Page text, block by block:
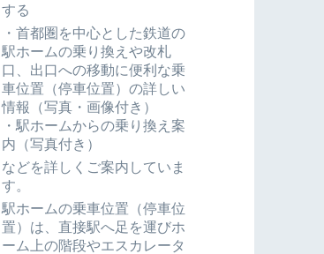
する
・首都圏を中心とした鉄道の
駅ホームの乗り換えや改札
口、出口への移動に便利な乗
車位置（停車位置）の詳しい
情報（写真・画像付き）
・駅ホームからの乗り換え案
内（写真付き）
などを詳しくご案内していま
す。
駅ホームの乗車位置（停車位
置）は、直接駅へ足を運びホ
ーム上の階段やエスカレータ